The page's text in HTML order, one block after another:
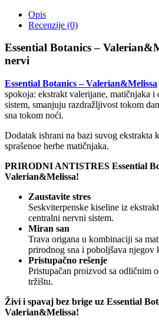
Opis
Recenzije (0)
Essential Botanics –
nervi
Essential Botanics – Valerian&Melissa
spokoja: ekstrakt valerijane, matičnjaka
sistem, smanjuju razdražljivost tokom
sna tokom noći.
Dodatak ishrani na bazi suvog ekstrakta
sprašenoe herbe matičnjaka.
PRIRODNI ANTISTRES Essential
Valerian&Melissa!
Zaustavite stres
Seskviterpenske kiseline iz
centralni nervni sistem.
Miran san
Trava origana u kombinaciji sa
prirodnog sna i poboljšava njegov
Pristupačno rešenje
Pristupačan proizvod sa odličnim
tržištu.
Živi i spavaj bez brige uz Essential
Valerian&Melissa!